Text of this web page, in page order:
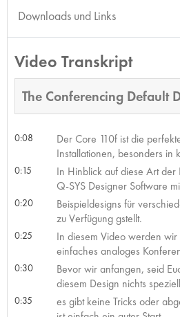
Downloads und Links
Video Transkript
The Conferencing Default
0:08
Der Core 110f ist die
Installationen, besonders in
0:15
In Hinblick auf diese Art der
Q-SYS Designer Software
0:20
Beispieldesigns für
zu Verfügung gstellt.
0:25
In diesem Video werden
einfaches analoges
0:30
Bevor wir anfangen, seid
diesem Design nichts
0:35
es gibt keine Tricks oder